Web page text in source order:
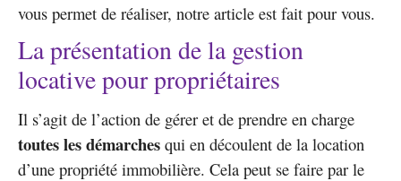
vous permet de réaliser, notre article est fait pour vous.
La présentation de la gestion
locative pour propriétaires
Il s’agit de l’action de gérer et de prendre en charge
toutes les démarches qui en découlent de la location
d’une propriété immobilière. Cela peut se faire par le